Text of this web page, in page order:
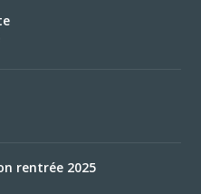
rentrée 2025